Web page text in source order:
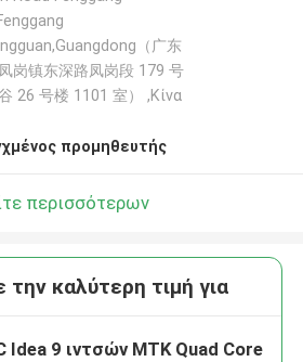
（广东
岗镇东深路凤岗段 179 号
26 号楼 1101 室） ,Κίνα
προμηθευτής
περισσότερων
καλύτερη τιμή για
Idea 9 ιντσών MTK Quad Core